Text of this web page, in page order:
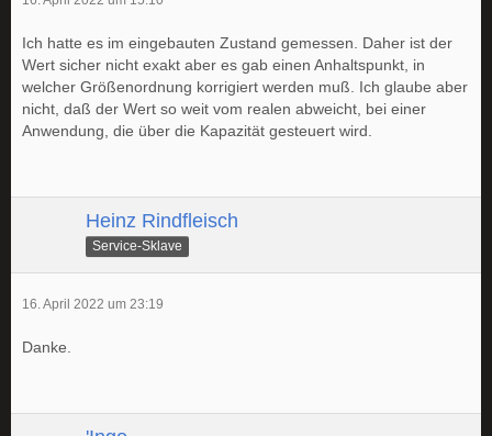
Ich hatte es im eingebauten Zustand gemessen. Daher ist der
Wert sicher nicht exakt aber es gab einen Anhaltspunkt, in
welcher Größenordnung korrigiert werden muß. Ich glaube aber
nicht, daß der Wert so weit vom realen abweicht, bei einer
Anwendung, die über die Kapazität gesteuert wird.
Heinz Rindfleisch
Service-Sklave
16. April 2022 um 23:19
Danke.